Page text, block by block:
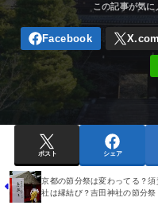
ポスト シェア
京都の節分祭は変わってる？須
社は縁結び？吉田神社の節分祭